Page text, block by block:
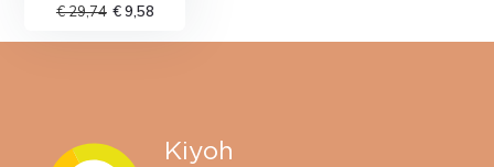
€ 29,74 € 9,58